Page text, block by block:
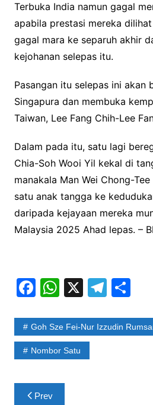
Terbuka India namun gagal
apabila prestasi mereka
gagal mara ke separuh akhir
kejohanan selepas itu.
Pasangan itu selepas ini akan
Singapura dan membuka
Taiwan, Lee Fang Chih-Lee
Dalam pada itu, satu lagi
Chia-Soh Wooi Yil kekal di
manakala Man Wei Chong-
satu anak tangga ke
daripada kejayaan mereka
Malaysia 2025 Ahad lepas. –
F
c
e
b
o
W
at
s
A
p
X T
e
S
ar
Goh Sze Fei-Nur Izzudin
Nombor Satu
PostPrev